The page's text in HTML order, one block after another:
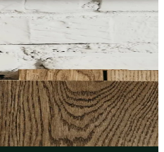
para Madera: Cómo
fuego para madera. Compare
y descubra cuál es la mejor
madera contra incendios.